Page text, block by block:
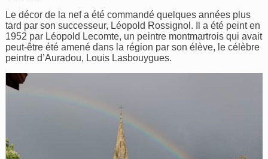
Le décor de la nef a été commandé quelques années plus
tard par son successeur, Léopold Rossignol. Il a été peint en
1952 par Léopold Lecomte, un peintre montmartrois qui avait
peut-être été amené dans la région par son élève, le célèbre
peintre d’Auradou, Louis Lasbouygues.